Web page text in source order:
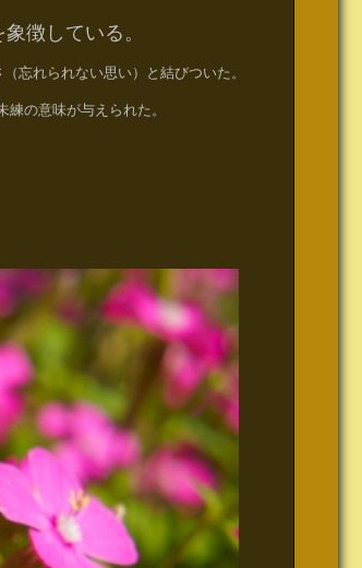
徴している。
忘れられない思い）と結びついた。
の意味が与えられた。